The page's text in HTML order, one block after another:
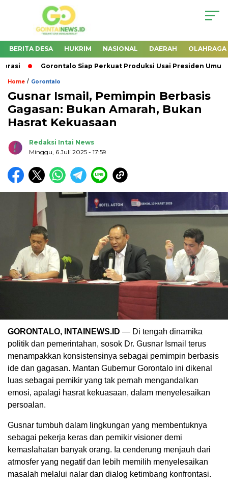
BERITA DESA HUKRIM NASIONAL DAERAH OLAHRAGA
Gorontalo Siap Perkuat Produksi Usai Presiden
Home / Gorontalo
Gusnar Ismail, Pemimpin Berbasis
Gagasan: Bukan Amarah, Bukan
Hasrat Kekuasaan
Redaksi Intai News
Minggu, 6 Juli 2025 - 17:59
GORONTALO, INTAINEWS.ID — Di tengah dinamika
politik dan pemerintahan, sosok Dr. Gusnar Ismail terus
menampakkan konsistensinya sebagai pemimpin berbasis
ide dan gagasan. Mantan Gubernur Gorontalo ini dikenal
luas sebagai pemikir yang tak pernah mengandalkan
emosi, apalagi hasrat kekuasaan, dalam menyelesaikan
persoalan.
Gusnar tumbuh dalam lingkungan yang membentuknya
sebagai pekerja keras dan pemikir visioner demi
kemaslahatan banyak orang. Ia cenderung menjauh dari
atmosfer yang negatif dan lebih memilih menyelesaikan
masalah melalui nalar dan dialog ketimbang konfrontasi.